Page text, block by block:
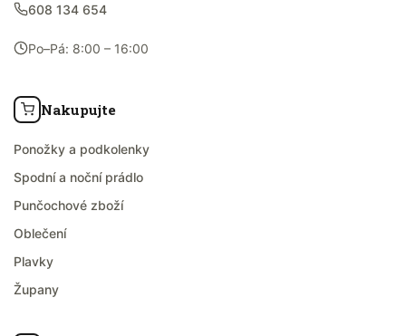
608 134 654
Po–Pá: 8:00 – 16:00
Nakupujte
Ponožky a podkolenky
Spodní a noční prádlo
Punčochové zboží
Oblečení
Plavky
Župany